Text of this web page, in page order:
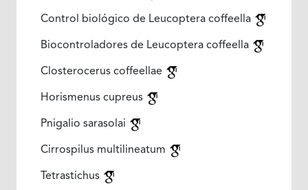
Control biológico de Leucoptera coffeella
Biocontroladores de Leucoptera coffeella
Closterocerus coffeellae
Horismenus cupreus
Pnigalio sarasolai
Cirrospilus multilineatum
Tetrastichus